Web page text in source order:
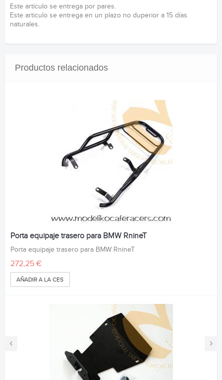
Este artículo se entrega por pares.
Este articulo se entrega en un plazo no duperior a 15 días
naturales.
Productos relacionados
‹ ›
Porta equipaje trasero para BMW RnineT
Porta equipaje trasero para BMW RnineT
272,25 €
AÑADIR A LA CESTA